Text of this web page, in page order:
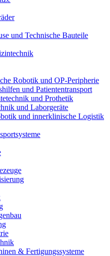
und Technische Bauteile
Robotik und OP-Peripherie
und Patiententransport
und Prothetik
und Laborgeräte
und innerklinische Logistik
& Fertigungssysteme